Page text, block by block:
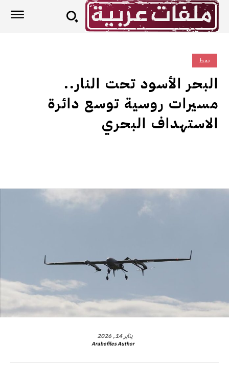
نمط
البحر الأسود تحت النار..
مسيرات روسية توسع دائرة
الاستهداف البحري
يناير 14, 2026
Arabefiles Author